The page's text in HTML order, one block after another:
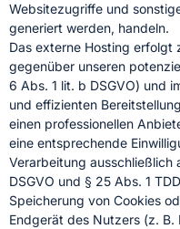
Websitezugriffe und
generiert werden, handeln.
Das externe Hosting erfolgt
gegenüber unseren
6 Abs. 1 lit. b DSGVO) und
und effizienten
einen professionellen
eine entsprechende
Verarbeitung ausschließlich
DSGVO und § 25 Abs. 1
Speicherung von Cookies
Endgerät des Nutzers (z.